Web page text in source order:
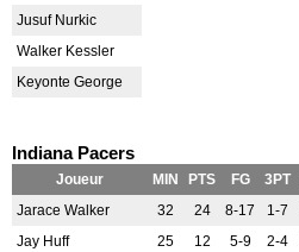
Jusuf Nurkic
Walker Kessler
Keyonte George
Indiana Pacers
Joueur MIN PTS FG 3PT
Jarace Walker
32 24 8-17 1-7
Jay Huff
25 12 5-9 2-4